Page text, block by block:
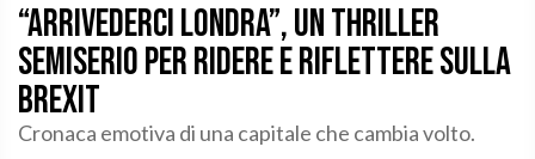
“Arrivederci Londra”, un thriller
semiserio per ridere e riflettere sulla
Brexit
Cronaca emotiva di una capitale che cambia volto.